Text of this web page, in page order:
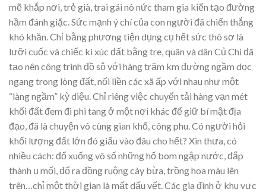
mẽ khắp nơi, trẻ già, trai gái nô nức tham gia kiến tạo đường
hầm đánh giặc. Sức mạnh ý chí của con người đã chiến thắng
khó khăn. Chỉ bằng phương tiện dụng cụ hết sức thô sơ là
lưỡi cuốc và chiếc ki xúc đất bằng tre, quân và dân Củ Chi đã
tạo nên công trình đồ sộ với hàng trăm km đường ngầm dọc
ngang trong lòng đất, nối liền các xã ấp với nhau như một
“làng ngầm” kỳ diệu. Chỉ riêng việc chuyển tải hàng vạn mét
khối đất đem đi phi tang ở một nơi khác để giữ bí mật địa
đạo, đã là chuyện vô cùng gian khổ, công phu. Có người hỏi
khối lượng đất lớn đó giấu vào đâu cho hết? Xin thưa, có
nhiều cách: đổ xuống vô số những hố bom ngập nước, đắp
thành ụ mối, đổ ra đồng ruộng cày bừa, trồng hoa màu lên
trên…chỉ một thời gian là mất dấu vết. Các gia đình ở khu vực